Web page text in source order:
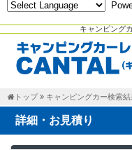
キャンピング
トップ キャンピングカー検索結
詳細・お見積り